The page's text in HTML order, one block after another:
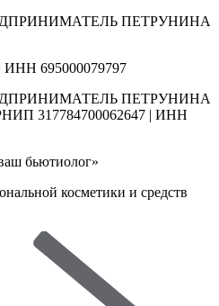
ПЕТРУНИНА
695000079797
ПЕТРУНИНА
317784700062647 | ИНН
бьютиолог»
косметики и средств